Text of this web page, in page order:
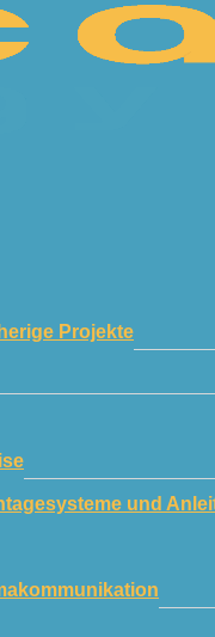
Projekte
und